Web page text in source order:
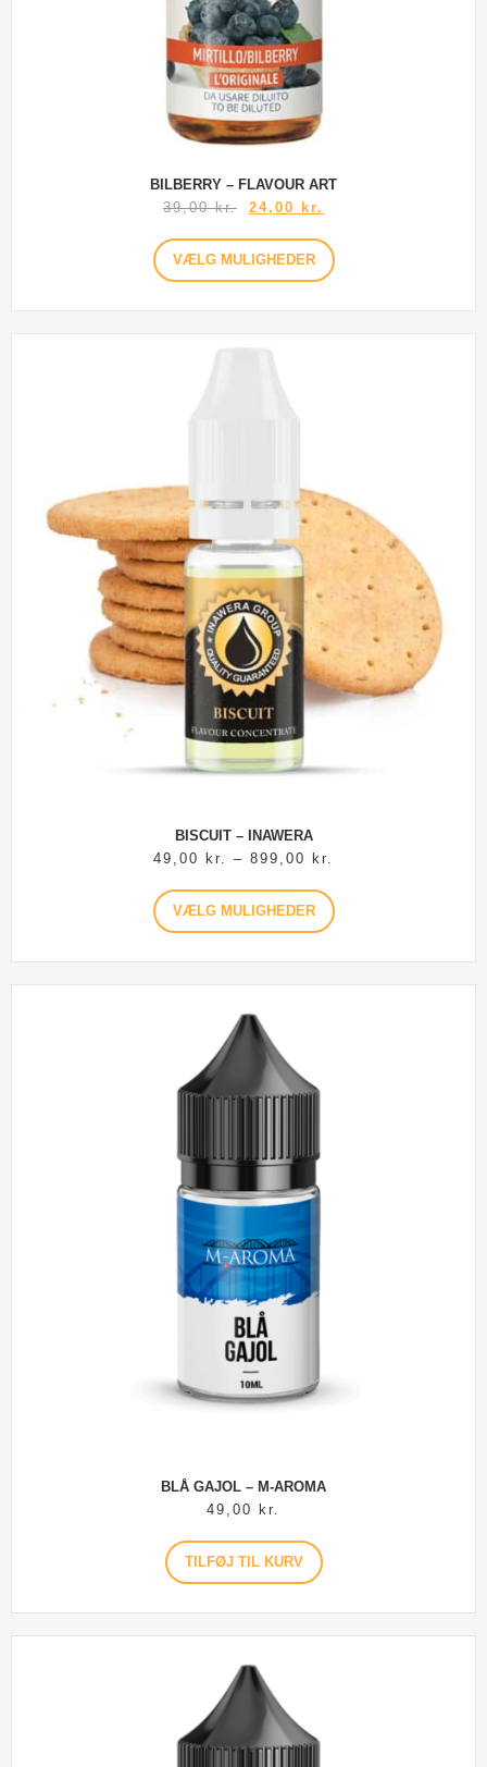
BILBERRY – FLAVOUR ART
39,00kr. 24,00 kr.
VÆLG MULIGHEDER
BISCUIT – INAWERA
49,00
kr. – 899,00 kr.
VÆLG MULIGHEDER
BLÅ GAJOL – M-AROMA
49,00
kr.
TILFØJ TIL KURV